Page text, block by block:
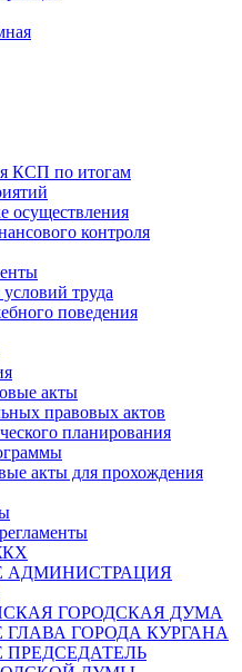
КСП по итогам
осуществления
контроля
труда
поведения
акты
правовых актов
планирования
акты для прохождения
АДМИНИСТРАЦИЯ
ГОРОДСКАЯ ДУМА
ГОРОДА КУРГАНА